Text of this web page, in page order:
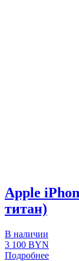
Apple
титан)
В наличии
3 100 BYN
Подробнее